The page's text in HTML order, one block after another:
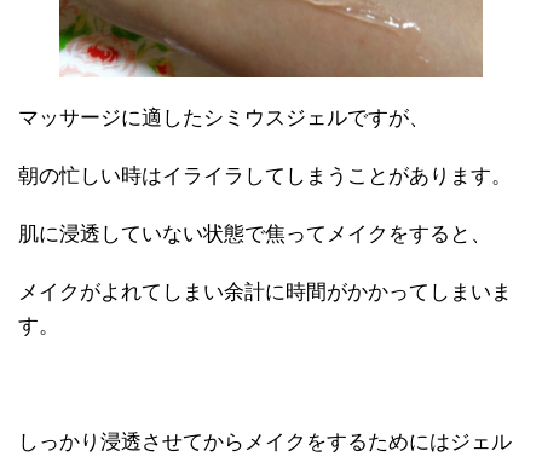
マッサージに適したシミウスジェルですが、
朝の忙しい時はイライラしてしまうことがあります。
肌に浸透していない状態で焦ってメイクをすると、
メイクがよれてしまい余計に時間がかかってしまいま
す。
しっかり浸透させてからメイクをするためにはジェル